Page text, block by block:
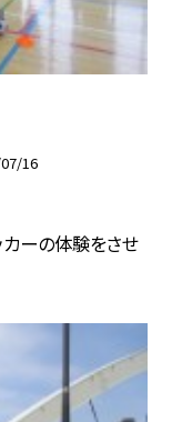
16
カーの体験をさせ